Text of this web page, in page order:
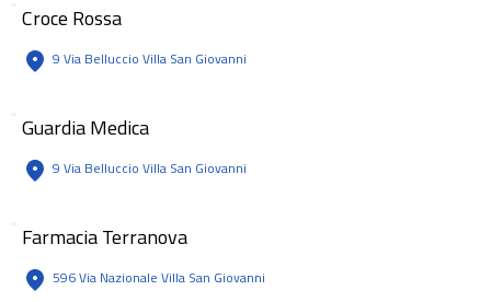
Croce Rossa
9 Via Belluccio Villa San Giovanni
Guardia Medica
9 Via Belluccio Villa San Giovanni
Farmacia Terranova
596 Via Nazionale Villa San Giovanni